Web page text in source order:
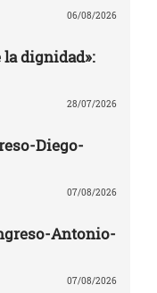
06/08/2026
la dignidad»:
28/07/2026
Diego-
07/08/2026
Antonio-
07/08/2026